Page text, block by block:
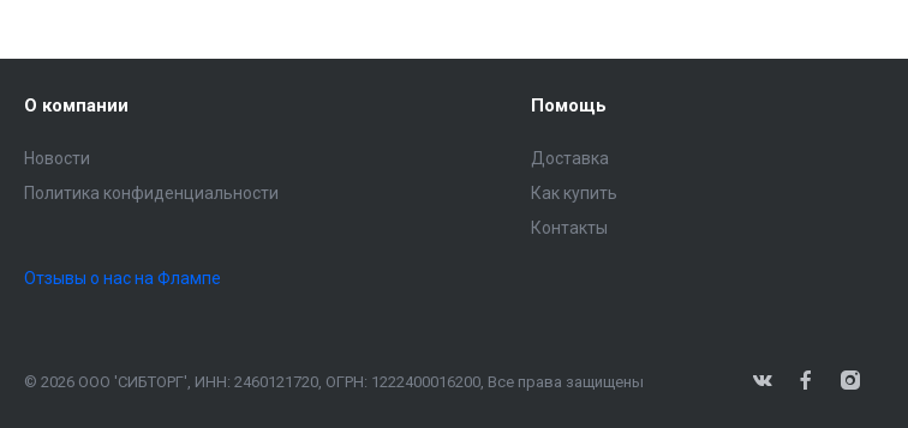
О компании
Новости
Политика конфиденциальности
Помощь
Доставка
Как купить
Контакты
Отзывы о нас на Флампе
© 2026 ООО 'СИБТОРГ', ИНН: 2460121720, ОГРН: 1222400016200, Все права защищены